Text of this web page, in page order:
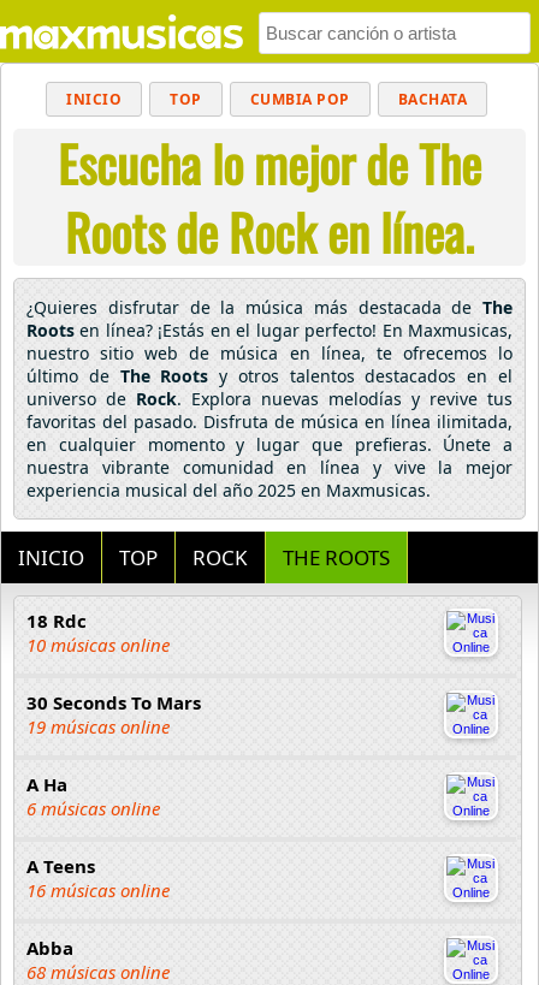
INICIO TOP CUMBIA POP BACHATA
POP MUSICA CRISTIANA REGGAETON
BALADAS ALTERNATIVO ELECTRÓNICA
CUMBIAS
Escucha lo mejor de The
Roots de Rock en línea.
¿Quieres disfrutar de la música más destacada de The
Roots en línea? ¡Estás en el lugar perfecto! En Maxmusicas,
nuestro sitio web de música en línea, te ofrecemos lo
último de The Roots y otros talentos destacados en el
universo de Rock. Explora nuevas melodías y revive tus
favoritas del pasado. Disfruta de música en línea ilimitada,
en cualquier momento y lugar que prefieras. Únete a
nuestra vibrante comunidad en línea y vive la mejor
experiencia musical del año 2025 en Maxmusicas.
INICIO TOP ROCK THE ROOTS
18 Rdc
10 músicas online
30 Seconds To Mars
19 músicas online
A Ha
6 músicas online
A Teens
16 músicas online
Abba
68 músicas online